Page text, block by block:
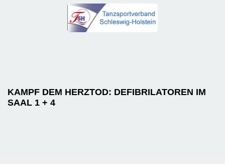
KAMPF DEM HERZTOD: DEFIBRILATOREN IM
SAAL 1 + 4